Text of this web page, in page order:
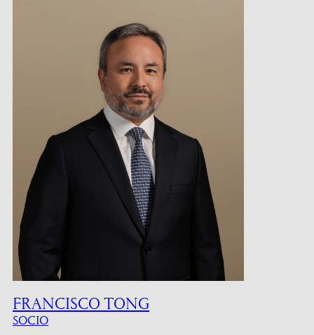
FRANCISCO TONG
SOCIO